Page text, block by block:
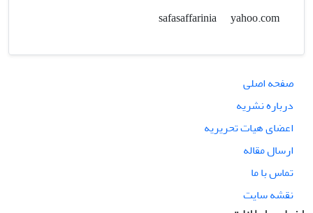
yahoo.com
صفحه اصلی
درباره نشریه
اعضای هیات تحریریه
ارسال مقاله
تماس با ما
نقشه سایت